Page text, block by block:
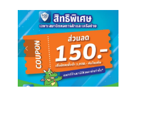
เต็มเตาหมู
กระทะ PRO
เพียง 955
บาท จากราคา
ปกติ 1,259